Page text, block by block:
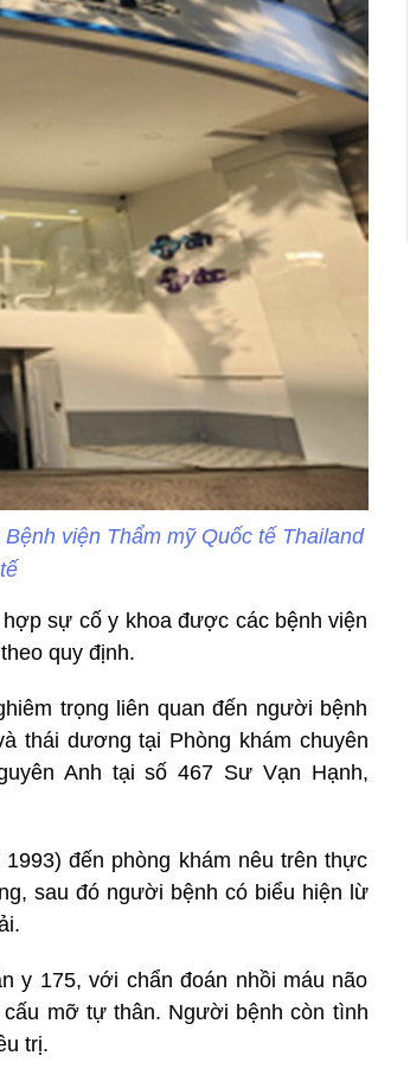
viện Thẩm mỹ Quốc tế Thailand
sự cố y khoa được các bệnh viện
quy định.
trọng liên quan đến người bệnh
thái dương tại Phòng khám chuyên
Anh tại số 467 Sư Vạn Hạnh,
đến phòng khám nêu trên thực
sau đó người bệnh có biểu hiện lừ
y 175, với chẩn đoán nhồi máu não
mỡ tự thân. Người bệnh còn tình
trị.